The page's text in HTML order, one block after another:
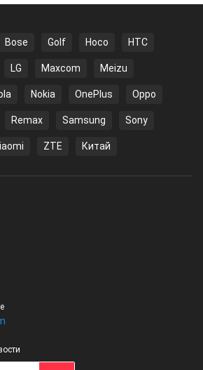
Bose Golf Hoco HTC
LG Maxcom Meizu
Nokia OnePlus Oppo
Remax Samsung Sony
ZTE Китай